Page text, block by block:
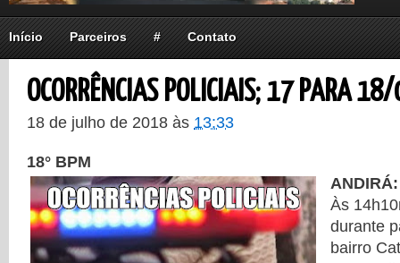
Início Parceiros # Contato
OCORRÊNCIAS POLICIAIS; 17 PARA
18 de julho de 2018 às 13:33
18° BPM
Às
durante
bairro